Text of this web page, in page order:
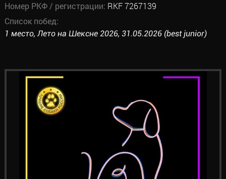
Номер РКФ / регистрации: RKF 7267139
Список побед:
1 место, Лето на Шексне 2026, 31.05.2026 (best junior)